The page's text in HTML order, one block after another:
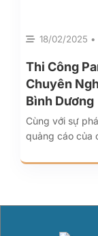
18/02/2025 •
Thi Công
Chuyên
Bình Dương
Cùng với sự
quảng cáo của